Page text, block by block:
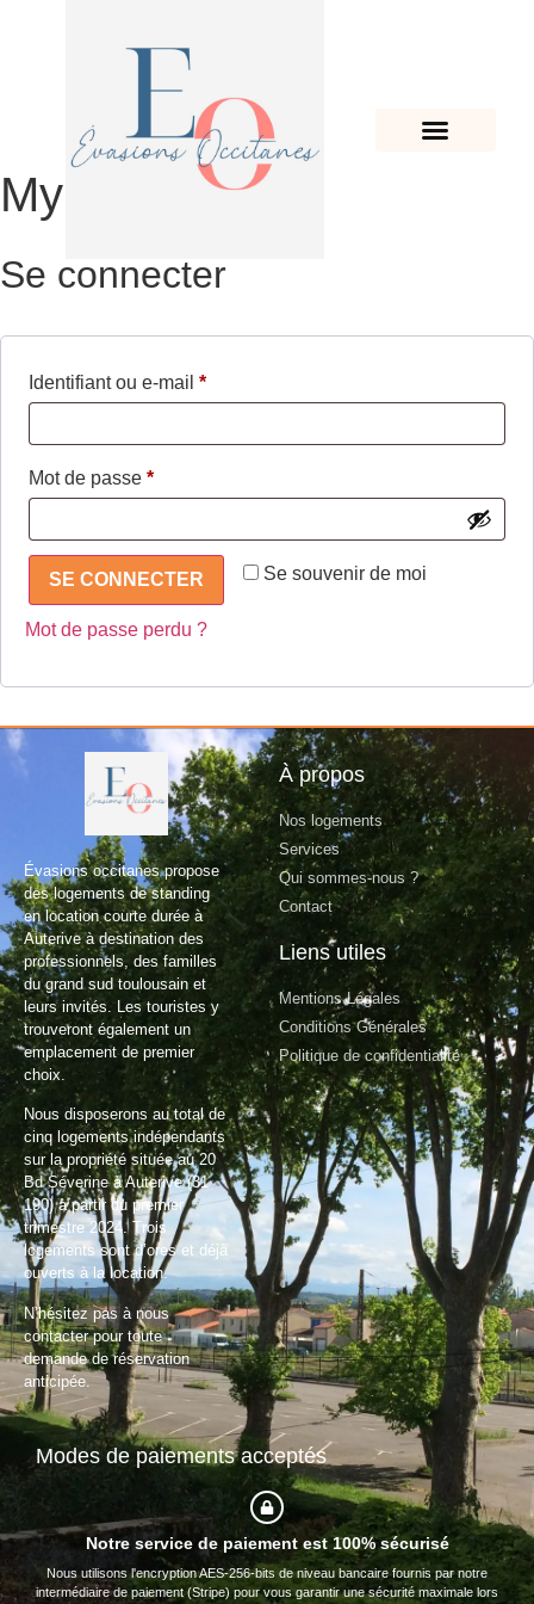
My account
Se connecter
Identifiant ou e-mail *
Mot de passe *
Se souvenir de moi
SE CONNECTER
Mot de passe perdu ?
Évasions occitanes propose
des logements de standing
en location courte durée à
Auterive à destination des
professionnels, des familles
du grand sud toulousain et
leurs invités. Les touristes y
trouveront également un
emplacement de premier
choix.
Nous disposerons au total de
cinq logements indépendants
sur la propriété située au 20
Bd Séverine à Auterive (31
190) à partir du premier
trimestre 2024. Trois
logements sont d’ores et déjà
ouverts à la location.
N’hésitez pas à nous
contacter pour toute
demande de réservation
anticipée.
À propos
Nos logements
Services
Qui sommes-nous ?
Contact
Liens utiles
Mentions Légales
Conditions Générales
Politique de confidentialité
Modes de paiements acceptés
Notre service de paiement est 100% sécurisé
Nous utilisons l'encryption AES-256-bits de niveau bancaire fournis par notre
intermédiaire de paiement (Stripe) pour vous garantir une sécurité maximale lors